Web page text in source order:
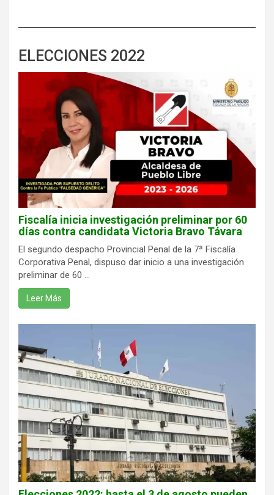
ELECCIONES 2022
Fiscalía inicia investigación preliminar por 60
días contra candidata Victoria Bravo Távara
El segundo despacho Provincial Penal de la 7ª Fiscalía
Corporativa Penal, dispuso dar inicio a una investigación
preliminar de 60 ...
Leer Más